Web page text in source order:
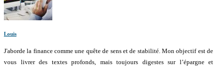
Louis
J'aborde la finance comme une quête de sens et de stabilité. Mon objectif est de
vous livrer des textes profonds, mais toujours digestes sur l’épargne et